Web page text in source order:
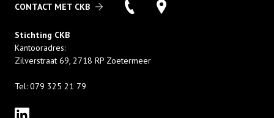
CONTACT MET CKB
Stichting CKB
Kantooradres:
Zilverstraat 69, 2718 RP Zoetermeer
Tel: 079 325 21 79